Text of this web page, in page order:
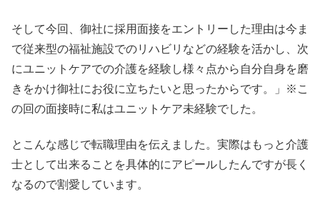
そして今回、御社に採用面接をエントリーした理由は今ま
で従来型の福祉施設でのリハビリなどの経験を活かし、次
にユニットケアでの介護を経験し様々点から自分自身を磨
きをかけ御社にお役に立ちたいと思ったからです。」※こ
の回の面接時に私はユニットケア未経験でした。
とこんな感じで転職理由を伝えました。実際はもっと介護
士として出来ることを具体的にアピールしたんですが長く
なるので割愛しています。